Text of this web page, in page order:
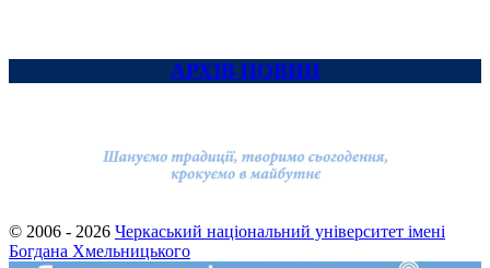
АРХІВ НОВИН
© 2006 - 2026 Черкаський національний університет імені
Богдана Хмельницького